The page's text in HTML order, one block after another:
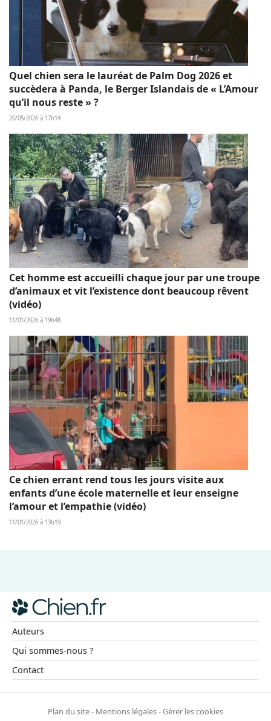
Quel chien sera le lauréat de Palm Dog 2026 et
succèdera à Panda, le Berger Islandais de « L’Amour
qu’il nous reste » ?
20/05/2026 à 17h14
Cet homme est accueilli chaque jour par une troupe
d’animaux et vit l’existence dont beaucoup rêvent
(vidéo)
11/01/2026 à 19h48
Ce chien errant rend tous les jours visite aux
enfants d’une école maternelle et leur enseigne
l’amour et l’empathie (vidéo)
11/01/2026 à 13h19
Auteurs
Qui sommes-nous ?
Contact
Plan du site- Mentions légales-Gérer les cookies